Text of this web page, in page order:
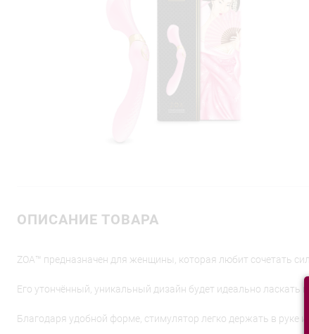
ОПИСАНИЕ ТОВАРА
ZOA™ предназначен для женщины, которая любит сочетать
Его утончённый, уникальный дизайн будет идеально
Благодаря удобной форме, стимулятор легко держать в руке